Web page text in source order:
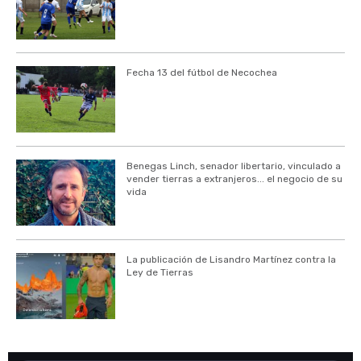
Fecha 13 del fútbol de Necochea
Benegas Linch, senador libertario, vinculado a
vender tierras a extranjeros... el negocio de su
vida
La publicación de Lisandro Martínez contra la
Ley de Tierras